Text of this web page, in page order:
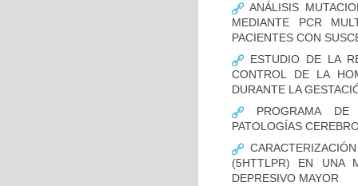
ANÁLISIS
MEDIANTE PCR
PACIENTES CON
ESTUDIO DE LA
CONTROL DE LA
DURANTE LA
PROGRAMA DE
PATOLOGÍAS
(5HTTLPR) EN UNA
DEPRESIVO MAYOR